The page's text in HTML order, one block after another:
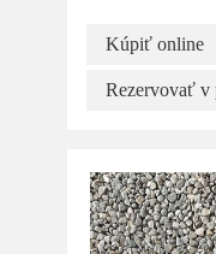
Kúpiť online
Rezervovať v